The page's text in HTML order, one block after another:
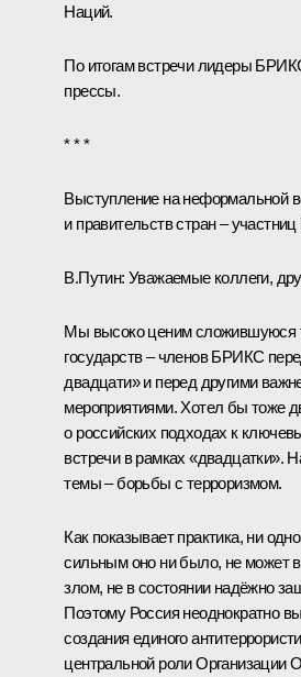
Наций.
По итогам встречи лидеры
прессы.
* * *
Выступление на неформальной
и правительств стран –
В.Путин: Уважаемые коллеги,
Мы высоко ценим сложившуюся
государств – членов БРИКС
двадцати» и перед другими
мероприятиями. Хотел бы тоже
о российских подходах к
встречи в рамках «двадцатки».
темы – борьбы с терроризмом.
Как показывает практика, ни
сильным оно ни было, не может
злом, не в состоянии надёжно
Поэтому Россия неоднократно
создания единого
центральной роли Организации